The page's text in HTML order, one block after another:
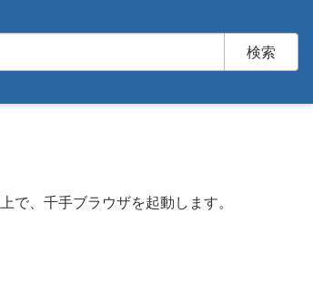
で、千手ブラウザを起動します。